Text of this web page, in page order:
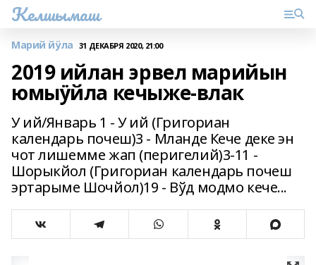
Келшымаш
Марий йӱла 31 ДЕКАБРЯ 2020, 21:00
2019 ийлан эрвел марийын
юмыӱйла кечыже-влак
У ий/Январь 1 - У ий (Григориан
календарь почеш)3 - Мланде Кече деке эн
чот лишемме жап (перигелий)3-11 -
Шорыкйол (Григориан календарь почеш
эртарыме Шочйол)19 - Вўд модмо кече...